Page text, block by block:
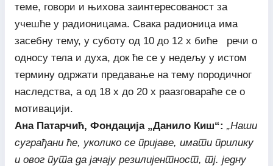
теме, говори и њихова заинтересованост за
учешће у радионицама. Свака радионица има
засебну тему, у суботу од 10 до 12 х биће речи о
односу тела и духа, док ће се у недељу у истом
термину одржати предавање на тему породичног
наследства, а од 18 х до 20 х раазговараће се о
мотивацији.
Ана Патарчић, Фондација „Данило Киш“: „Наши
суграђани ће, уколико се пријаве, имати прилику
и овог пута да јачају резилијентност, тј. једну